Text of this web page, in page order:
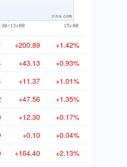
+200.89 +1.42%
+43.13 +0.93%
+11.37 +1.01%
+47.56 +1.35%
+12.30 +0.17%
+0.10 +0.04%
+164.40 +2.13%